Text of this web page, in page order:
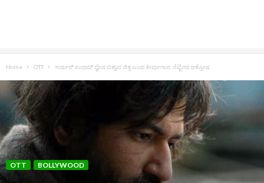
Home OTT ಸರ್ದಾರ್ ಉಧಮ್ ದ್ವೇಷ ಬಿತ್ತುವ ಚಿತ್ರ ಎಂದ ತೀರ್ಪುಗಾರ; ನೆಟ್ಟಿಗರ ಆಕ್ರೋಷ
OTT BOLLYWOOD